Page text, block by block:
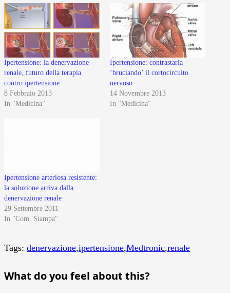
Ipertensione: la denervazione
renale, futuro della terapia
contro ipertensione
8 Febbraio 2013
In "Medicina"
Ipertensione: contrastarla
‘bruciando’ il cortocircuito
nervoso
14 Novembre 2013
In "Medicina"
Ipertensione arteriosa resistente:
la soluzione arriva dalla
denervazione renale
29 Settembre 2011
In "Com. Stampa"
Tags: denervazione,ipertensione,Medtronic,renale
What do you feel about this?